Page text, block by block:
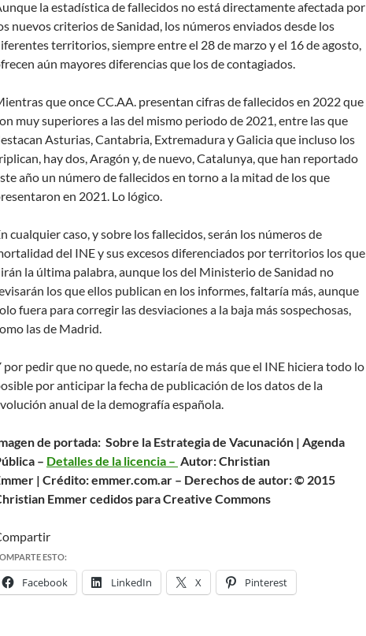
la estadística de fallecidos no está directamente afectada por
nuevos criterios de Sanidad, los números enviados desde los
territorios, siempre entre el 28 de marzo y el 16 de agosto,
aún mayores diferencias que los de contagiados.
que once CC.AA. presentan cifras de fallecidos en 2022 que
muy superiores a las del mismo periodo de 2021, entre las que
Asturias, Cantabria, Extremadura y Galicia que incluso los
hay dos, Aragón y, de nuevo, Catalunya, que han reportado
año un número de fallecidos en torno a la mitad de los que
en 2021. Lo lógico.
cualquier caso, y sobre los fallecidos, serán los números de
del INE y sus excesos diferenciados por territorios los que
la última palabra, aunque los del Ministerio de Sanidad no
los que ellos publican en los informes, faltaría más, aunque
fuera para corregir las desviaciones a la baja más sospechosas,
las de Madrid.
por pedir que no quede, no estaría de más que el INE hiciera todo lo
por anticipar la fecha de publicación de los datos de la
anual de la demografía española.
de portada: Sobre la Estrategia de Vacunación | Agenda
– Detalles de la licencia – Autor: Christian
| Crédito: emmer.com.ar – Derechos de autor: © 2015
Emmer cedidos para Creative Commons
ESTO:
Facebook LinkedIn X Pinterest